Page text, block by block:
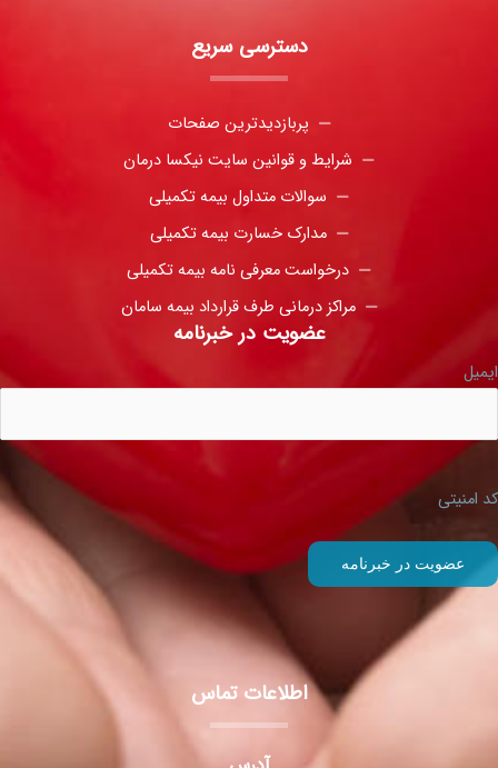
دسترسی سریع
پربازدیدترین صفحات
شرایط و قوانین سایت نیکسا درمان
سوالات متداول بیمه تکمیلی
مدارک خسارت بیمه تکمیلی
درخواست معرفی نامه بیمه تکمیلی
مراکز درمانی طرف قرارداد بیمه سامان
عضویت در خبرنامه
ایمیل
کد امنیتی
اطلاعات تماس